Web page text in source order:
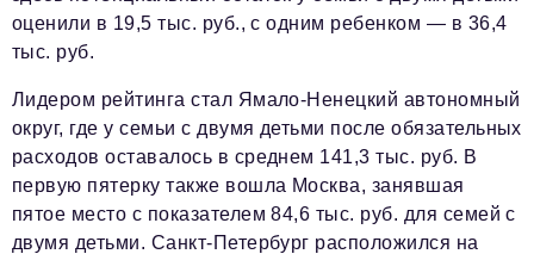
Телеком
Социальная сфера
ЖКХ
Образование
Новости компании
оценили в 19,5 тыс. руб., с одним ребенком — в 36,4
тыс. руб.
Лидером рейтинга стал Ямало-Ненецкий автономный
округ, где у семьи с двумя детьми после обязательных
расходов оставалось в среднем 141,3 тыс. руб. В
первую пятерку также вошла Москва, занявшая
пятое место с показателем 84,6 тыс. руб. для семей с
двумя детьми. Санкт-Петербург расположился на